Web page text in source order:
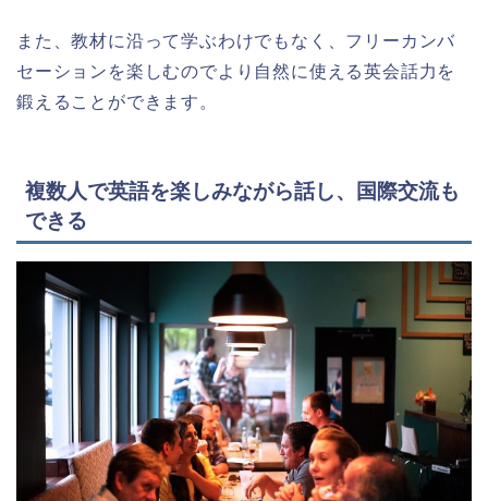
また、教材に沿って学ぶわけでもなく、フリーカンバ
セーションを楽しむのでより自然に使える英会話力を
鍛えることができます。
複数人で英語を楽しみながら話し、国際交流も
できる